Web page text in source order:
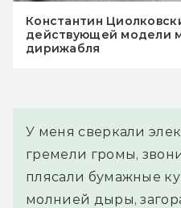
Константин
действующей модели
дирижабля
У меня сверкали
гремели громы,
плясали бумажные
молнией дыры,